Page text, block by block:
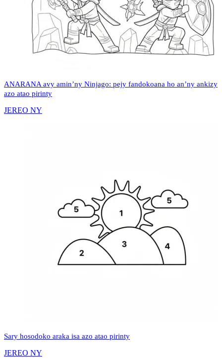
ANARANA avy amin’ny Ninjago: pejy fandokoana ho an’ny ankizy
azo atao pirinty
JEREO NY
Sary hosodoko araka isa azo atao pirinty
JEREO NY